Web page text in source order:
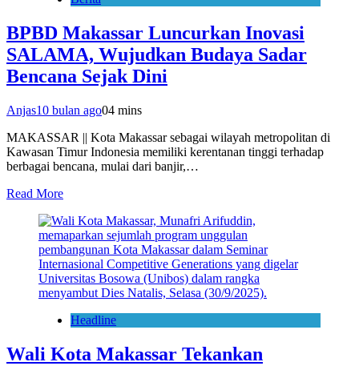
BPBD Makassar Luncurkan Inovasi
SALAMA, Wujudkan Budaya Sadar
Bencana Sejak Dini
Anjas10 bulan ago04 mins
MAKASSAR || Kota Makassar sebagai wilayah metropolitan di
Kawasan Timur Indonesia memiliki kerentanan tinggi terhadap
berbagai bencana, mulai dari banjir,…
Read More
Headline
Wali Kota Makassar Tekankan